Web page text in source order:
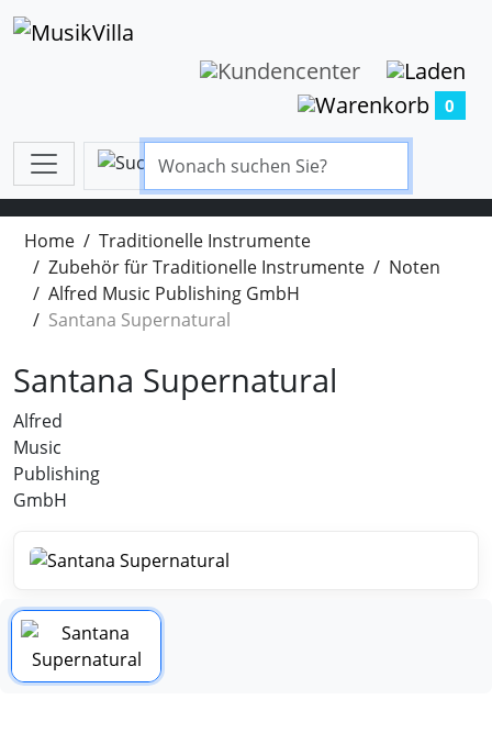
0
Home
Traditionelle Instrumente
Zubehör für Traditionelle Instrumente
Noten
Alfred Music Publishing GmbH
Santana Supernatural
Santana Supernatural
Alfred
Music
Publishing
GmbH